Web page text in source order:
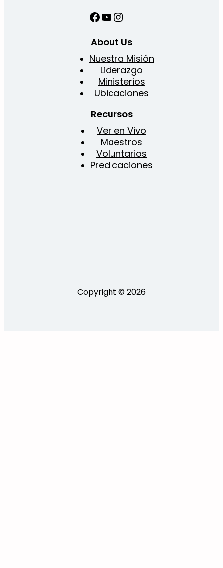
Facebook YouTube Instagram
About Us
Nuestra Misión
Liderazgo
Ministerios
Ubicaciones
Recursos
Ver en Vivo
Maestros
Voluntarios
Predicaciones
Copyright © 2026